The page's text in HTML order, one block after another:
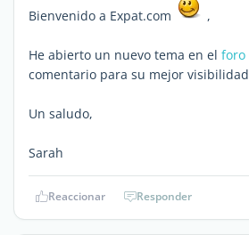
Bienvenido a Expat.com ,
He abierto un nuevo tema en el foro
comentario para su mejor
Un saludo,
Sarah
Reaccionar Responder